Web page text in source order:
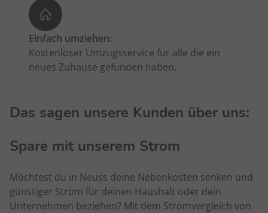
Einfach umziehen:
Kostenloser Umzugsservice für alle die ein
neues Zuhause gefunden haben.
Das sagen unsere Kunden über uns:
Spare mit unserem Strom
Möchtest du in Neuss deine Nebenkosten senken und
günstiger Strom für deinen Haushalt oder dein
Unternehmen beziehen? Mit dem Stromvergleich von